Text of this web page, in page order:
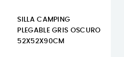
SILLA CAMPING
PLEGABLE GRIS OSCURO
52X52X90CM